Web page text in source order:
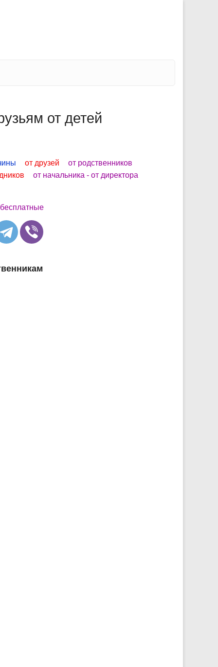
от детей
от друзей
от родственников
от начальника - от директора
бесплатные